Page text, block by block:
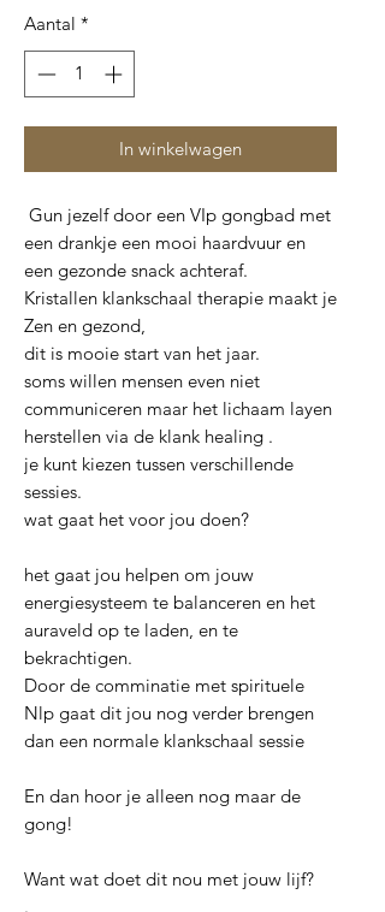
Aantal *
In winkelwagen
​​​​​Gun jezelf door een VIp gongbad met
een drankje een mooi haardvuur en
een gezonde snack achteraf.
Kristallen klankschaal therapie maakt je
Zen en gezond,
dit is mooie start van het jaar.
soms willen mensen even niet
communiceren maar het lichaam layen
herstellen via de klank healing .
je kunt kiezen tussen verschillende
sessies.
wat gaat het voor jou doen?
het gaat jou helpen om jouw
energiesysteem te balanceren en het
auraveld op te laden, en te
bekrachtigen.
Door de comminatie met spirituele
Nlp gaat dit jou nog verder brengen
dan een normale klankschaal sessie
En dan hoor je alleen nog maar de
gong!
Want wat doet dit nou met jouw lijf?
.